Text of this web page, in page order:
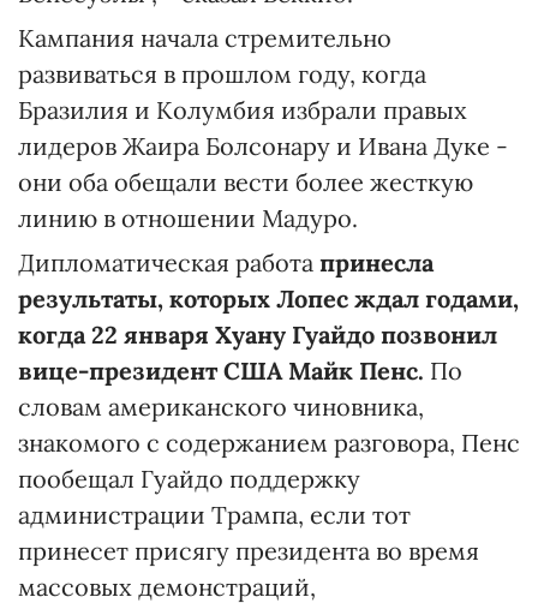
Кампания начала стремительно
развиваться в прошлом году, когда
Бразилия и Колумбия избрали правых
лидеров Жаира Болсонару и Ивана Дуке -
они оба обещали вести более жесткую
линию в отношении Мадуро.
Дипломатическая работа принесла
результаты, которых Лопес ждал годами,
когда 22 января Хуану Гуайдо позвонил
вице-президент США Майк Пенс. По
словам американского чиновника,
знакомого с содержанием разговора, Пенс
пообещал Гуайдо поддержку
администрации Трампа, если тот
принесет присягу президента во время
массовых демонстраций,